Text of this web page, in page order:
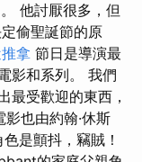
他討厭很多，但
偷聖誕節的原
拿 節日是導演最
影和系列。 我們
最受歡迎的東西，
影也由約翰·休斯
是顫抖，竊賊！